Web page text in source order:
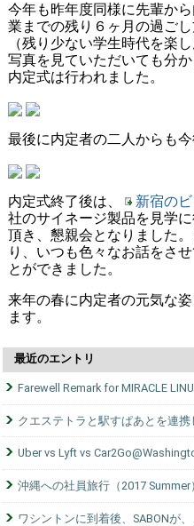
今年も昨年度同様に先輩か
業までの残り６ヶ月の過ご
（残り少ない学生時代を楽
写真を見ていただいても分
内定式は行われました。
最後に内定者の二人からも
内定式終了後は、 新宿の
社のサイネージ製品を見学
頂き、懇親会となりました
り、いつも色々なお話をさ
とができました。
来年の春に内定者の元気な
ます。
最近のエントリ
Farewell Remark for MIRACLE
クエステトラと駅すぱあとを連携
Uber vs Lyft vs
沖縄への社員旅行（2017 Summer
ワシントンに到着後、SABONが、